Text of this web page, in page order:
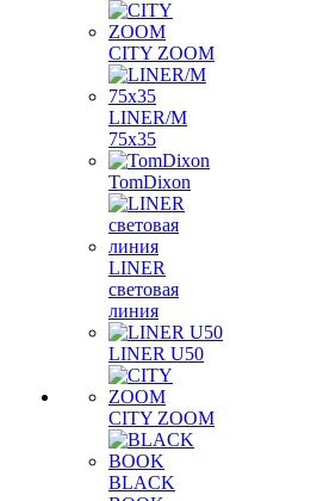
CITY ZOOM
LINER/M
75х35
TomDixon
LINER
световая
линия
LINER U50
CITY ZOOM
BLACK